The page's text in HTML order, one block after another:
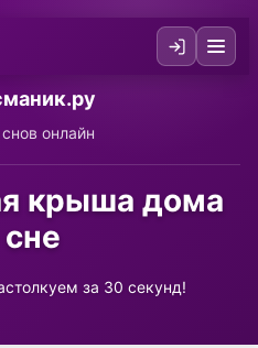
онлайн
крыша дома
за 30 секунд!